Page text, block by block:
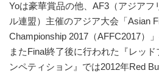
Yoは豪華賞品の他、AF3（アジアフ
ル連盟）主催のアジア大会「Asian
Championship 2017（AFFC2017）
またFinal終了後に行われた『レッ
ンペティション』では2012年Red